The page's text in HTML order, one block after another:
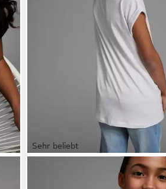
Sehr beliebt
T-Shirt Bevor Du
fragst: NEIN! Kurzarm, mit Print,